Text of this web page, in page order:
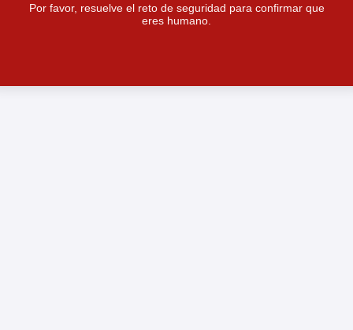
Por favor, resuelve el reto de seguridad para confirmar que
eres humano.